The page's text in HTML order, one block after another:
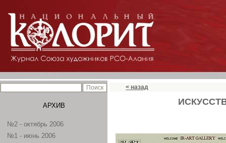
АРХИВ
№2 - октябрь 2006
№1 - июнь 2006
< назад